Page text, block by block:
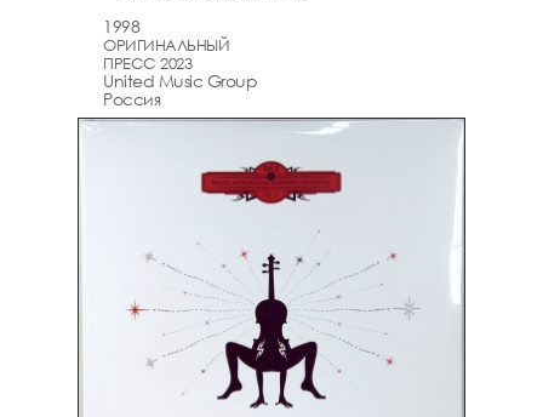
1998
ОРИГИНАЛЬНЫЙ
ПРЕСС 2023
United Music Group
Россия